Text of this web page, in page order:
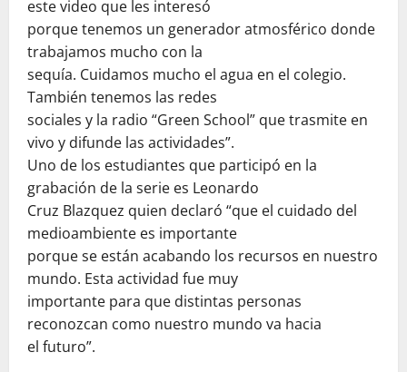
este video que les interesó
porque tenemos un generador atmosférico donde
trabajamos mucho con la
sequía. Cuidamos mucho el agua en el colegio.
También tenemos las redes
sociales y la radio “Green School” que trasmite en
vivo y difunde las actividades”.
Uno de los estudiantes que participó en la
grabación de la serie es Leonardo
Cruz Blazquez quien declaró “que el cuidado del
medioambiente es importante
porque se están acabando los recursos en nuestro
mundo. Esta actividad fue muy
importante para que distintas personas
reconozcan como nuestro mundo va hacia
el futuro”.